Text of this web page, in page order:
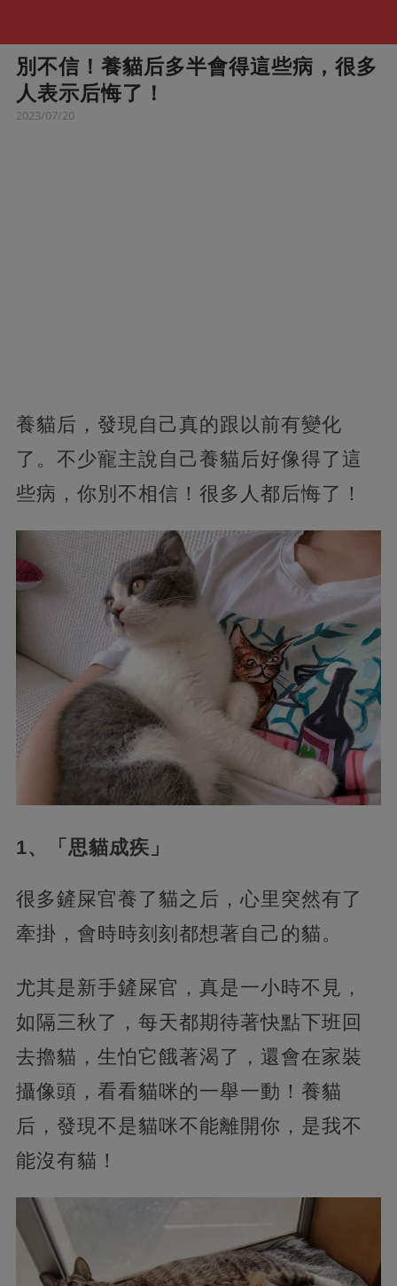
別不信！養貓后多半會得這些病，很多
人表示后悔了！
2023/07/20
養貓后，發現自己真的跟以前有變化
了。不少寵主說自己養貓后好像得了這
些病，你別不相信！很多人都后悔了！
1、「思貓成疾」
很多鏟屎官養了貓之后，心里突然有了
牽掛，會時時刻刻都想著自己的貓。
尤其是新手鏟屎官，真是一小時不見，
如隔三秋了，每天都期待著快點下班回
去擼貓，生怕它餓著渴了，還會在家裝
攝像頭，看看貓咪的一舉一動！養貓
后，發現不是貓咪不能離開你，是我不
能沒有貓！